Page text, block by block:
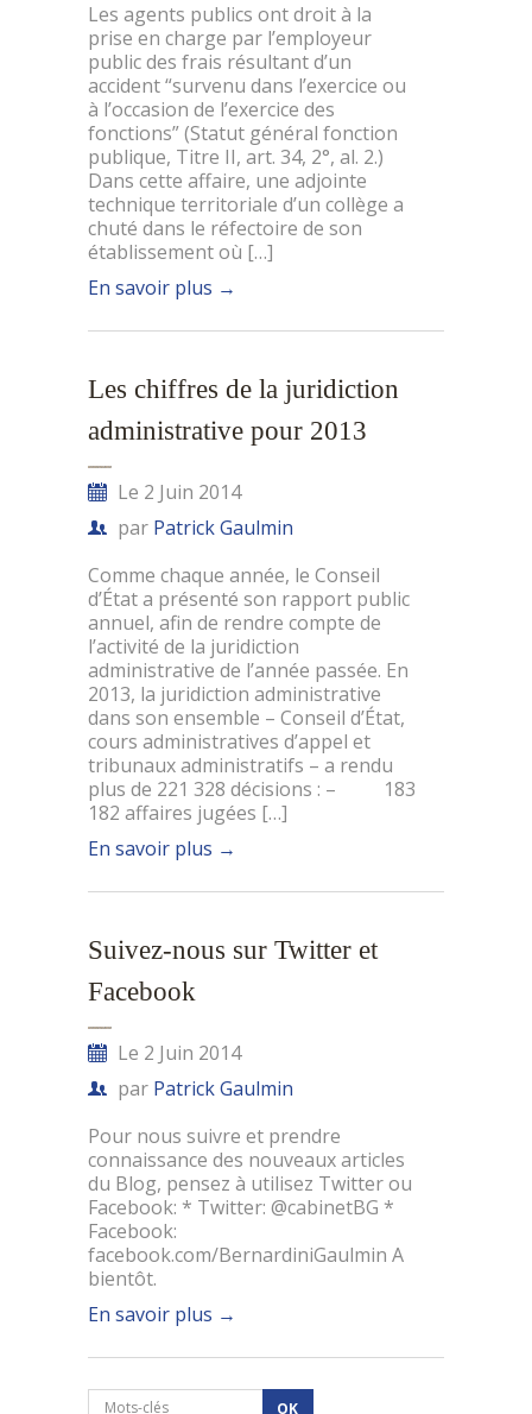
Les agents publics ont droit à la
prise en charge par l’employeur
public des frais résultant d’un
accident “survenu dans l’exercice ou
à l’occasion de l’exercice des
fonctions” (Statut général fonction
publique, Titre II, art. 34, 2°, al. 2.)
Dans cette affaire, une adjointe
technique territoriale d’un collège a
chuté dans le réfectoire de son
établissement où […]
En savoir plus →
Les chiffres de la juridiction
administrative pour 2013
Le 2 Juin 2014
par Patrick Gaulmin
Comme chaque année, le Conseil
d’État a présenté son rapport public
annuel, afin de rendre compte de
l’activité de la juridiction
administrative de l’année passée. En
2013, la juridiction administrative
dans son ensemble – Conseil d’État,
cours administratives d’appel et
tribunaux administratifs – a rendu
plus de 221 328 décisions : – 183
182 affaires jugées […]
En savoir plus →
Suivez-nous sur Twitter et
Facebook
Le 2 Juin 2014
par Patrick Gaulmin
Pour nous suivre et prendre
connaissance des nouveaux articles
du Blog, pensez à utilisez Twitter ou
Facebook: * Twitter: @cabinetBG *
Facebook:
facebook.com/BernardiniGaulmin A
bientôt.
En savoir plus →